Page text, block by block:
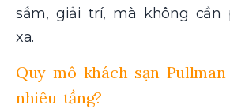
sắm, giải trí, mà không cần
xa.
Quy mô khách sạn
nhiêu tầng?